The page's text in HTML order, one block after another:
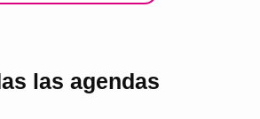
las agendas